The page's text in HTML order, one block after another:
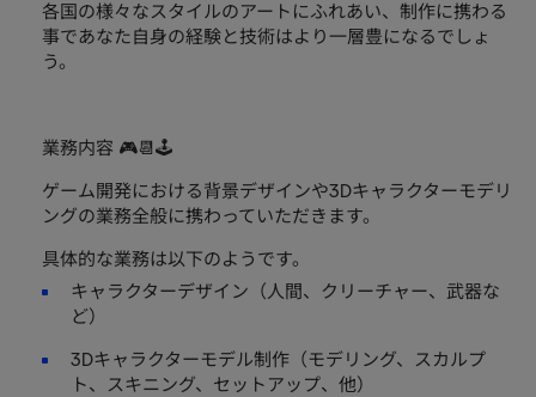
各国の様々なスタイルのアートにふれあい、制作に携わる
事であなた自身の経験と技術はより一層豊になるでしょ
う。
業務内容 🎮📆🕹
ゲーム開発における背景デザインや3Dキャラクターモデリ
ングの業務全般に携わっていただきます。
具体的な業務は以下のようです。
キャラクターデザイン（人間、クリーチャー、武器な
ど）
3Dキャラクターモデル制作（モデリング、スカルプ
ト、スキニング、セットアップ、他）